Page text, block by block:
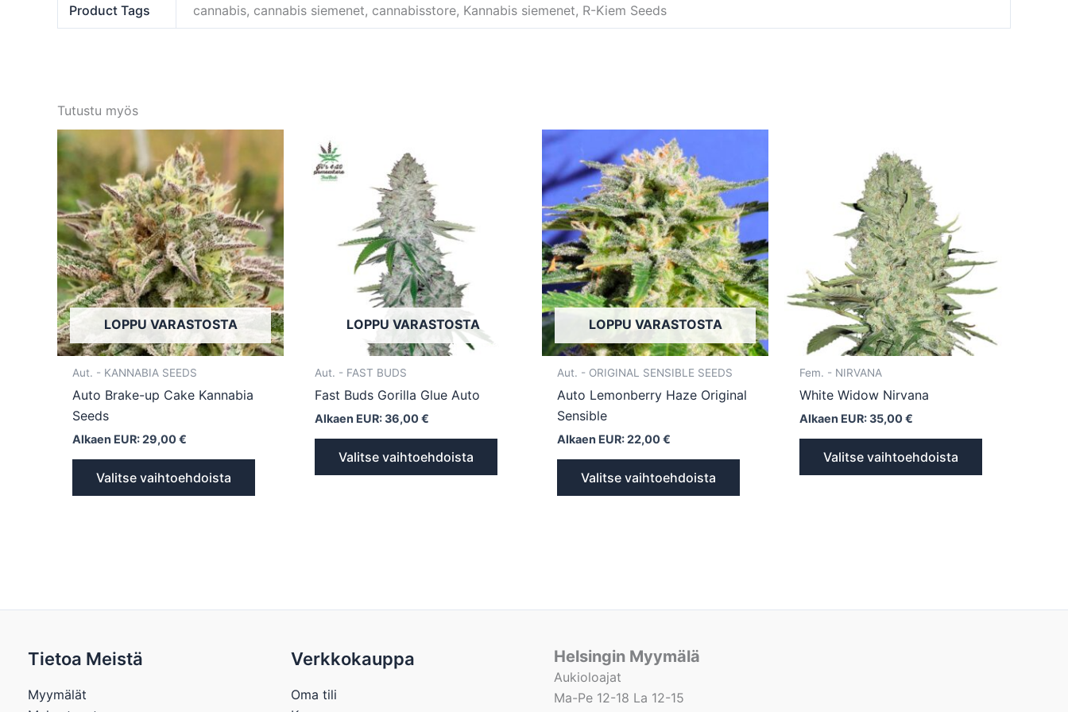
Product Tags cannabis, cannabis siemenet, cannabisstore, Kannabis siemenet, R-Kiem Seeds
Tutustu myös
LOPPU VARASTOSTA
Aut. - KANNABIA SEEDS
Auto Brake-up Cake Kannabia
Seeds
Alkaen EUR:29,00€
Valitse vaihtoehdoista
on
useampi
muunnelma.
Voit
tehdä
valinnat
tuotteen
sivulla.
LOPPU VARASTOSTA
Aut. - FAST BUDS
Fast Buds Gorilla Glue Auto
Alkaen EUR:36,00€
Valitse vaihtoehdoista
useampi
muunnelma.
valinnat
tuotteen
LOPPU VARASTOSTA
Aut. - ORIGINAL SENSIBLE SEEDS
Auto Lemonberry Haze Original
Sensible
Alkaen EUR:22,00€
Valitse vaihtoehdoista
on
useampi
muunnelma.
Voit
tehdä
valinnat
tuotteen
sivulla.
Fem. - NIRVANA
White Widow Nirvana
Alkaen EUR:35,00€
Valitse vaihtoehdoista
tehdä
valinnat
Tietoa Meistä
Myymälät
Verkkokauppa
Oma tili
Helsingin Myymälä
Aukioloajat
Ma-Pe 12-18 La 12-15